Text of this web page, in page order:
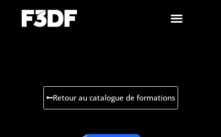
Retour au catalogue de formations